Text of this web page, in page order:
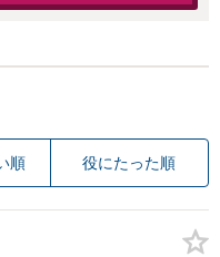
順 役にたった順